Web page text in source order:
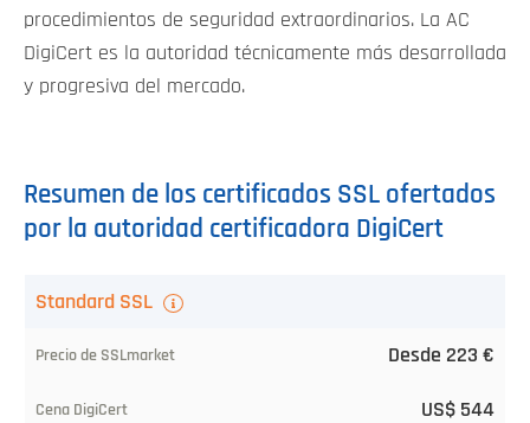
procedimientos de seguridad extraordinarios. La AC
DigiCert es la autoridad técnicamente más desarrollada
y progresiva del mercado.
Resumen de los certificados SSL ofertados
por la autoridad certificadora DigiCert
Certificado
Standard SSL
Desde 223 €
US$ 544